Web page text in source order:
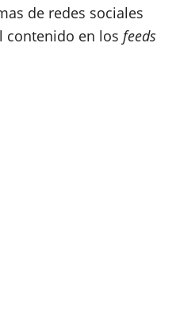
de redes sociales
contenido en los feeds